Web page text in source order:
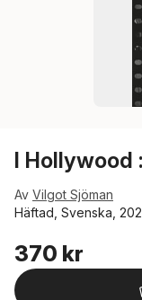
I Hollywood
Av Vilgot Sjöman
Häftad, Svenska,
370 kr